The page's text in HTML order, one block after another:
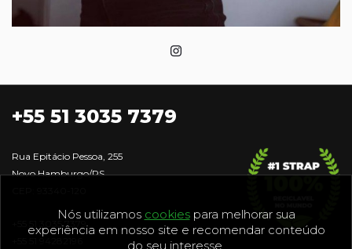
+55 51 3035 7379
Rua Epitácio Pessoa, 255
Novo Hamburgo/RS
+55 51 3035 7379
Nós utilizamos cookiespara melhorar sua
experiência em nosso site e recomendar conteúdo
do seu interesse.